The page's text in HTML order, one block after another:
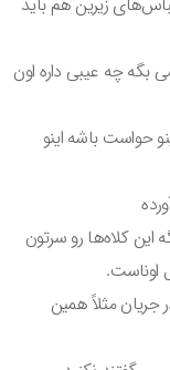
چه عیبی داره اون
حواست باشه اینو
این کلاه‌ها رو سرتون
مثلاً همین